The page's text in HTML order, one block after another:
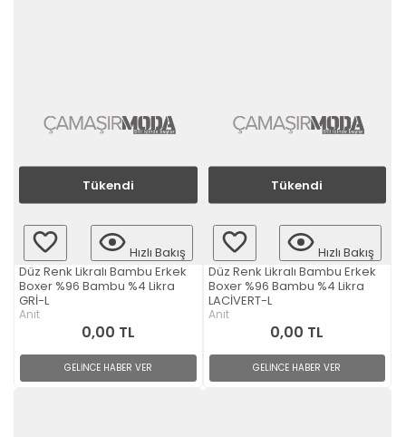
Tükendi
Hızlı Bakış
Düz Renk Likralı Bambu Erkek
Boxer %96 Bambu %4 Likra
GRİ-L
Anıt
0,00 TL
GELİNCE HABER VER
Tükendi
Hızlı Bakış
Düz Renk Likralı Bambu Erkek
Boxer %96 Bambu %4 Likra
LACİVERT-L
Anıt
0,00 TL
GELİNCE HABER VER